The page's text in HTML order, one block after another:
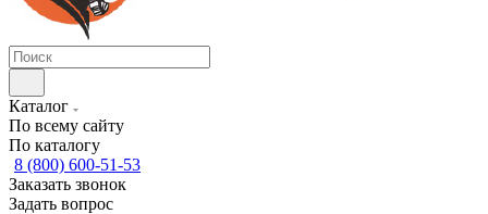
Каталог
По всему сайту
По каталогу
8 (800) 600-51-53
Заказать звонок
Задать вопрос